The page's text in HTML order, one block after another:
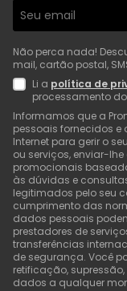
Não perca nada!
mail, cartão postal,
Li a política de
processamento
Informamos que a
pessoais fornecidos
Internet para gerir o
ou serviços, enviar-
promocionais
às dúvidas e
legitimados pelo seu
cumprimento das
dados pessoais
prestadores de
transferências
de segurança. Você
retificação,
dados a qualquer